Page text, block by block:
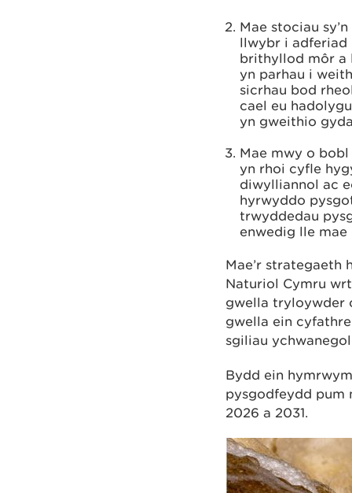
Mae stociau
llwybr i adferiad
brithyllod môr a
yn parhau i
sicrhau bod
cael eu
yn gweithio
Mae mwy o
yn rhoi cyfle
diwylliannol ac
hyrwyddo
trwyddedau
enwedig lle
Mae’r
Naturiol Cymru
gwella tryloywder
gwella ein
sgiliau
Bydd ein
pysgodfeydd pum
2026 a 2031.